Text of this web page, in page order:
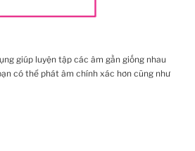
giúp luyện tập các âm gần giống nhau
có thể phát âm chính xác hơn cũng như